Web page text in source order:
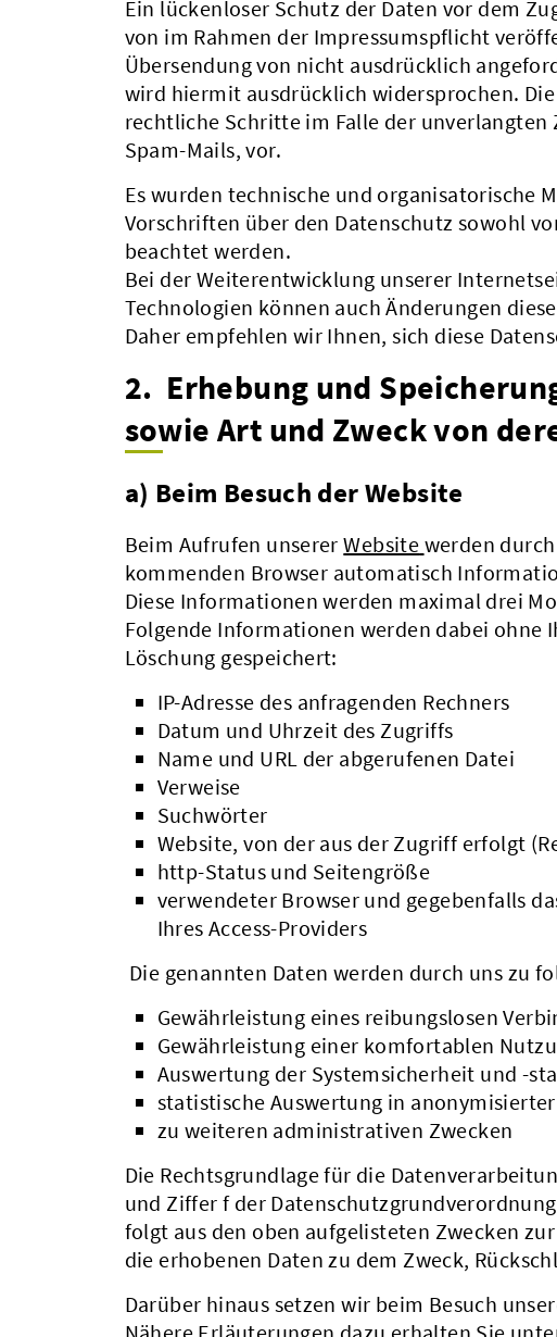
Ein lückenloser Schutz der Daten vor dem
von im Rahmen der Impressumspflicht
Übersendung von nicht ausdrücklich
wird hiermit ausdrücklich widersprochen.
rechtliche Schritte im Falle der
Spam-Mails, vor.
Es wurden technische und organisatorische
Vorschriften über den Datenschutz sowohl
beachtet werden.
Bei der Weiterentwicklung unserer
Technologien können auch Änderungen
Daher empfehlen wir Ihnen, sich diese
2. Erhebung und
sowie Art und Zweck von
a) Beim Besuch der Website
Beim Aufrufen unsererWebsite werden
kommenden Browser automatisch
Diese Informationen werden maximal drei
Folgende Informationen werden dabei
Löschung gespeichert:
IP-Adresse des anfragenden Rechners
Datum und Uhrzeit des Zugriffs
Name und URL der abgerufenen Datei
Verweise
Suchwörter
Website, von der aus der Zugriff erfolgt
http-Status und Seitengröße
verwendeter Browser und gegebenfalls
Ihres Access-Providers
Die genannten Daten werden durch uns zu
Gewährleistung eines reibungslosen
Gewährleistung einer komfortablen
Auswertung der Systemsicherheit und -
statistische Auswertung in
zu weiteren administrativen Zwecken
Die Rechtsgrundlage für die
und Ziffer f der
folgt aus den oben aufgelisteten Zwecken
die erhobenen Daten zu dem Zweck,
Darüber hinaus setzen wir beim Besuch